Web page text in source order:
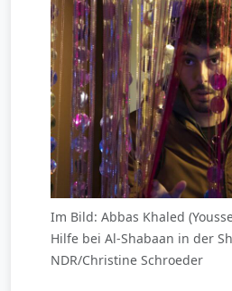
Im Bild: Abbas Khaled
Hilfe bei Al-Shabaan in der
NDR/Christine Schroeder